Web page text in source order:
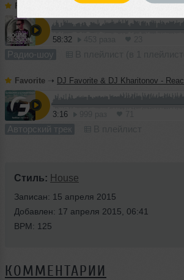
Favorite DJ Favorite – Housesession Radio Show #1021
58:32
Радио-шоу
Favorite ➝ DJ Favorite & DJ Kharitonov - Reach The Sky (Radio Edit)
3:16
Авторский трек
Стиль: House
Записан: 15 апреля 2015
Добавлен: 17 апреля 2015, 06:41
BPM: 125
КОММЕНТАРИИ